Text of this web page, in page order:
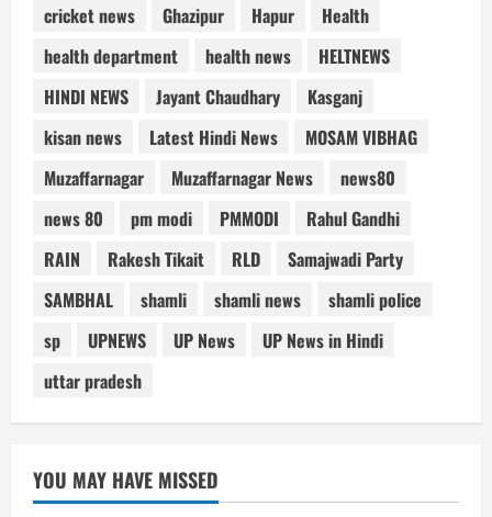
cricket news
Ghazipur Hapur
Health
health department
health news
HELTNEWS
HINDI NEWS
Jayant Chaudhary
Kasganj
kisan news
Latest Hindi News
MOSAM VIBHAG
Muzaffarnagar
Muzaffarnagar News
news80
news 80
pm modi PMMODI
Rahul Gandhi
RAIN
Rakesh Tikait RLD
Samajwadi Party
SAMBHAL
shamli shamli news
shamli police
sp
UPNEWS UP News
UP News in Hindi
uttar pradesh
YOU MAY HAVE MISSED